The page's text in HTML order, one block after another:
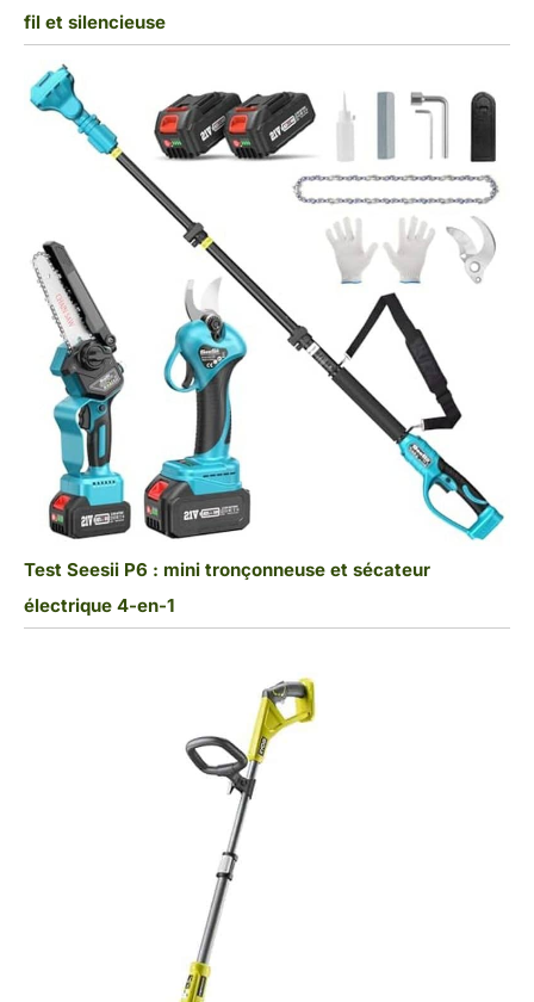
fil et silencieuse
Test Seesii P6 : mini tronçonneuse et sécateur
électrique 4-en-1